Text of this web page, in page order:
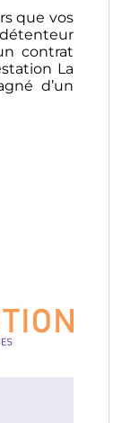
que vos
détenteur
contrat
La
d’un